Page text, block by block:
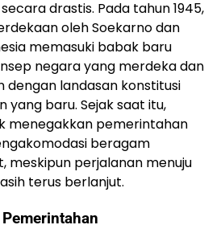
drastis. Pada tahun 1945,
oleh Soekarno dan
memasuki babak baru
negara yang merdeka dan
dengan landasan konstitusi
baru. Sejak saat itu,
menegakkan pemerintahan
beragam
meskipun perjalanan menuju
terus berlanjut.